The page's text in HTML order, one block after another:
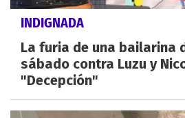
INDIGNADA
La furia de una bailarina
sábado contra Luzu y
"Decepción"